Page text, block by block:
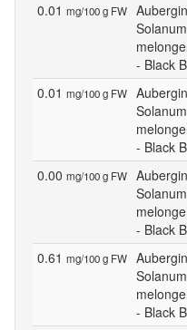
0.01 mg/100 g FW
Solanum
- Black
0.01 mg/100 g FW
Solanum
- Black
0.00 mg/100 g FW
Solanum
- Black
0.61 mg/100 g FW
Solanum
- Black